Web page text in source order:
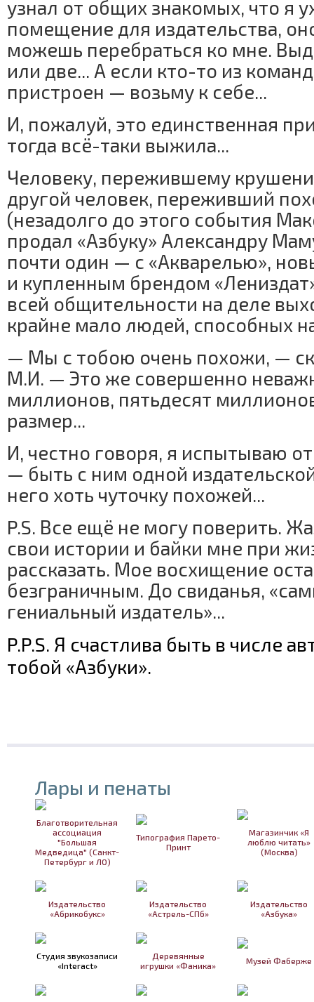
узнал от общих знакомых, что я
помещение для издательства,
можешь перебраться ко мне.
или две... А если кто-то из
пристроен — возьму к себе...
И, пожалуй, это единственная
тогда всё-таки выжила...
Человеку, пережившему
другой человек, переживший
(незадолго до этого события
продал «Азбуку» Александру
почти один — с «Акварелью»,
и купленным брендом
всей общительности на деле
крайне мало людей, способных
— Мы с тобою очень похожи, —
М.И. — Это же совершенно
миллионов, пятьдесят
размер...
И, честно говоря, я испытываю
— быть с ним одной
него хоть чуточку похожей...
P.S. Все ещё не могу поверить.
свои истории и байки мне при
рассказать. Мое восхищение
безграничным. До свиданья,
гениальный издатель»...
P.P.S. Я счастлива быть в числе
тобой «Азбуки».
Лары и пенаты
Благотворительная
ассоциация
"Большая
Медведица" (Санкт-
Петербург и ЛО)
Типография Парето-
Принт
Магазинчик «Я
люблю читать»
(Москва)
Издательство
«Абрикобукс»
Издательство
«Астрель-СПб»
Издательство
«Азбука»
Студия звукозаписи
«Interact»
Деревянные
игрушки «Фаника»
Музей Фаберже